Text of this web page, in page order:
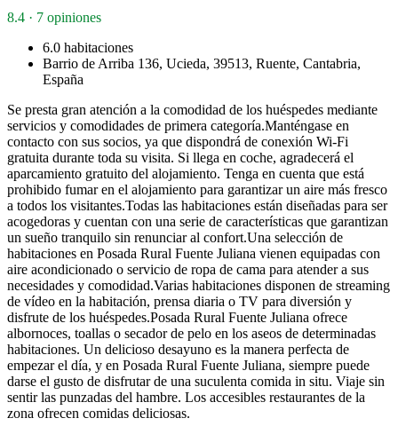
8.4 · 7 opiniones
6.0 habitaciones
Barrio de Arriba 136, Ucieda, 39513, Ruente, Cantabria,
España
Se presta gran atención a la comodidad de los huéspedes mediante
servicios y comodidades de primera categoría.Manténgase en
contacto con sus socios, ya que dispondrá de conexión Wi-Fi
gratuita durante toda su visita. Si llega en coche, agradecerá el
aparcamiento gratuito del alojamiento. Tenga en cuenta que está
prohibido fumar en el alojamiento para garantizar un aire más fresco
a todos los visitantes.Todas las habitaciones están diseñadas para ser
acogedoras y cuentan con una serie de características que garantizan
un sueño tranquilo sin renunciar al confort.Una selección de
habitaciones en Posada Rural Fuente Juliana vienen equipadas con
aire acondicionado o servicio de ropa de cama para atender a sus
necesidades y comodidad.Varias habitaciones disponen de streaming
de vídeo en la habitación, prensa diaria o TV para diversión y
disfrute de los huéspedes.Posada Rural Fuente Juliana ofrece
albornoces, toallas o secador de pelo en los aseos de determinadas
habitaciones. Un delicioso desayuno es la manera perfecta de
empezar el día, y en Posada Rural Fuente Juliana, siempre puede
darse el gusto de disfrutar de una suculenta comida in situ. Viaje sin
sentir las punzadas del hambre. Los accesibles restaurantes de la
zona ofrecen comidas deliciosas.